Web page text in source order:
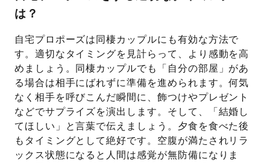
は？
自宅プロポーズは同棲カップルにも有効な方法で
す。適切なタイミングを見計らって、より感動を高
めましょう。同棲カップルでも「自分の部屋」があ
る場合は相手にばれずに準備を進められます。何気
なく相手を呼びこんだ瞬間に、飾つけやプレゼント
などでサプライズを演出します。そして、「結婚し
てほしい」と言葉で伝えましょう。夕食を食べた後
もタイミングとして絶好です。空腹が満たされリラ
ックス状態になると人間は感覚が無防備になりま